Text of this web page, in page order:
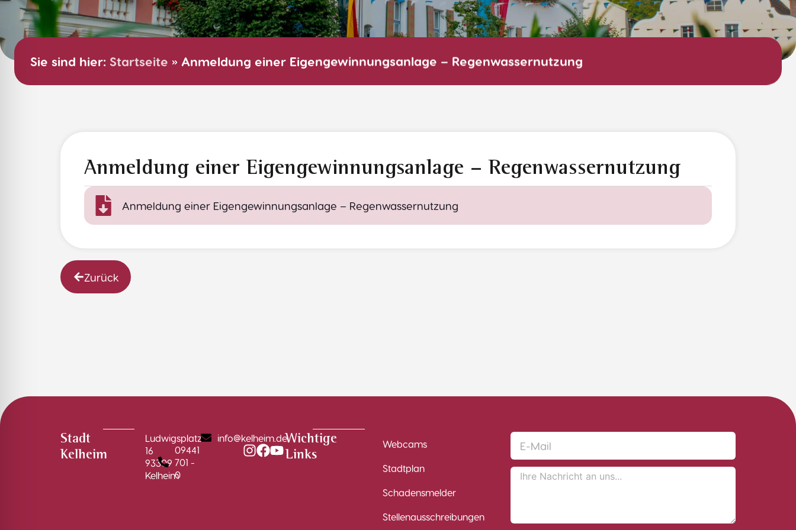
Sie sind hier: Startseite » Anmeldung einer Eigengewinnungsanlage – Regenwassernutzung
Anmeldung einer Eigengewinnungsanlage – Regenwassernutzung
Anmeldung einer Eigengewinnungsanlage – Regenwassernutzung
Zurück
Stadt
Kelheim
Ludwigsplatz
16
93309
Kelheim
09441
701 -
0
info@kelheim.deWichtige
Links
Webcams
Stadtplan
Schadensmelder
Stellenausschreibungen